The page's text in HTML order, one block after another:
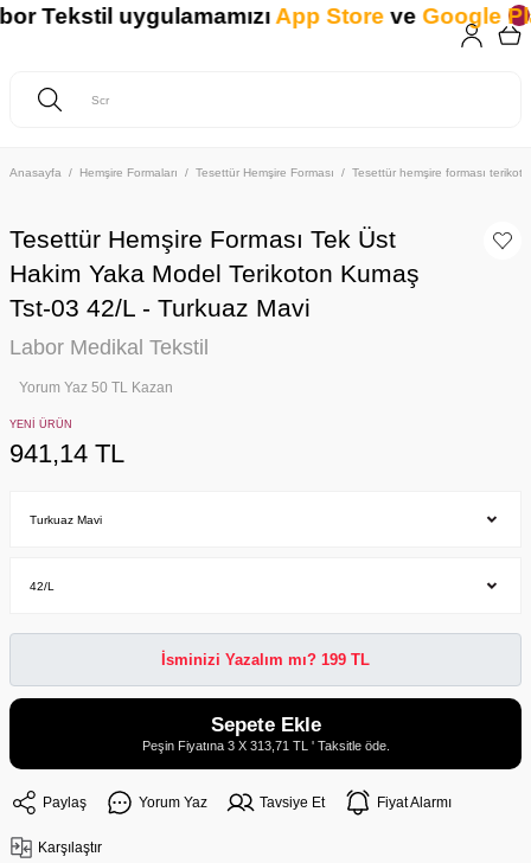
Anasayfa Hemşire Formaları Tesettür Hemşire Forması Tesettür hemşire forması
Tesettür Hemşire Forması Tek Üst
Hakim Yaka Model Terikoton Kumaş
Tst-03 42/L - Turkuaz Mavi
Labor Medikal Tekstil
Yorum Yaz 50 TL Kazan
YENİ ÜRÜN
941,14 TL
İsminizi Yazalım mı? 199 TL
Sepete Ekle
Peşin Fiyatına 3 X 313,71 TL ' Taksitle öde.
Paylaş Yorum Yaz Tavsiye Et Fiyat Alarmı
Karşılaştır
Tekstil uygulamamızıApp StoreveGoogle Play